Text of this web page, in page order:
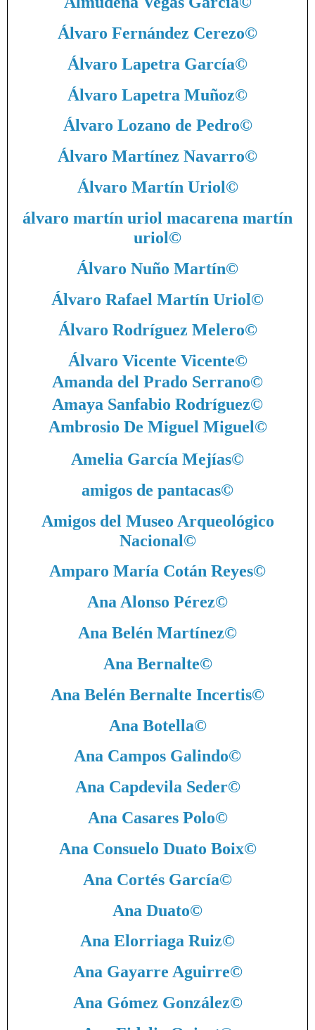
Álvaro Fernández Cerezo©
Álvaro Lapetra García©
Álvaro Lapetra Muñoz©
Álvaro Lozano de Pedro©
Álvaro Martínez Navarro©
Álvaro Martín Uriol©
álvaro martín uriol macarena martín
uriol©
Álvaro Nuño Martín©
Álvaro Rafael Martín Uriol©
Álvaro Rodríguez Melero©
Álvaro Vicente Vicente©
Amanda del Prado Serrano©
Amaya Sanfabio Rodríguez©
Ambrosio De Miguel Miguel ©
Amelia García Mejías©
amigos de pantacas©
Amigos del Museo Arqueológico
Nacional©
Amparo María Cotán Reyes©
Ana Alonso Pérez©
Ana Belén Martínez©
Ana Bernalte©
Ana Belén Bernalte Incertis©
Ana Botella©
Ana Campos Galindo©
Ana Capdevila Seder©
Ana Casares Polo©
Ana Consuelo Duato Boix©
Ana Cortés García©
Ana Duato©
Ana Elorriaga Ruiz©
Ana Gayarre Aguirre©
Ana Gómez González©